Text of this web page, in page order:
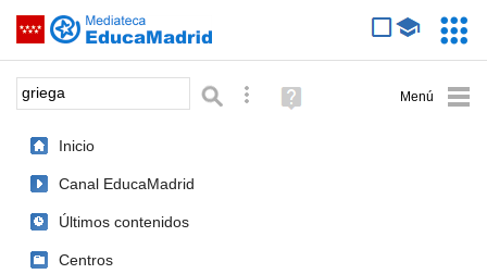
Saltar navegación
Palabra o frase: Búsqueda avanzada
Ayuda
(en
Inicio
Canal EducaMadrid
Últimos contenidos
Centros